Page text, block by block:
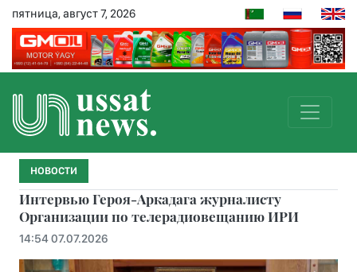
пятница, август 7, 2026
НОВОСТИ
Интервью Героя-Аркадага журналисту
Организации по телерадиовещанию ИРИ
14:54 07.07.2026